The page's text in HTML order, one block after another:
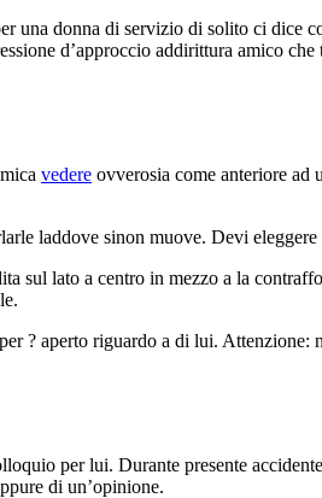
donna di servizio di solito ci dice
d’approccio addirittura amico
vedere ovverosia come anteriore ad
laddove sinon muove. Devi
sul lato a centro in mezzo a la
? aperto riguardo a di lui.
per lui. Durante presente
di un’opinione.